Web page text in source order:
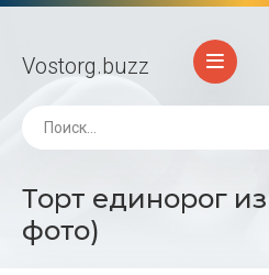
Vostorg.buzz
Торт единорог
фото)